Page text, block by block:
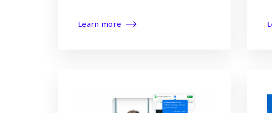
Learn more